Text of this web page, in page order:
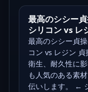
最高のシシー
シリコン vs レ
最高のシシー貞
コン vs レジン 貞
衛生、耐久性に
も人気のある素
伝いします。 ←